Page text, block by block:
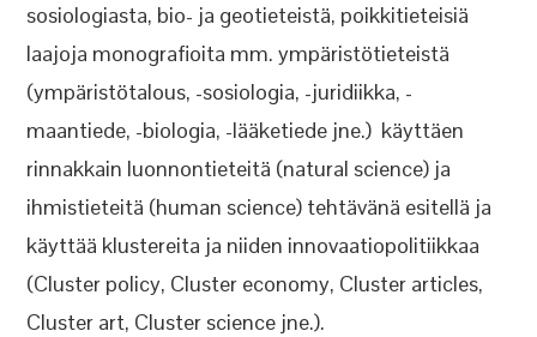
sosiologiasta, bio- ja geotieteistä, poikkitieteisiä
laajoja monografioita mm. ympäristötieteistä
(ympäristötalous, -sosiologia, -juridiikka, -
maantiede, -biologia, -lääketiede jne.) käyttäen
rinnakkain luonnontieteitä (natural science) ja
ihmistieteitä (human science) tehtävänä esitellä ja
käyttää klustereita ja niiden innovaatiopolitiikkaa
(Cluster policy, Cluster economy, Cluster articles,
Cluster art, Cluster science jne.).